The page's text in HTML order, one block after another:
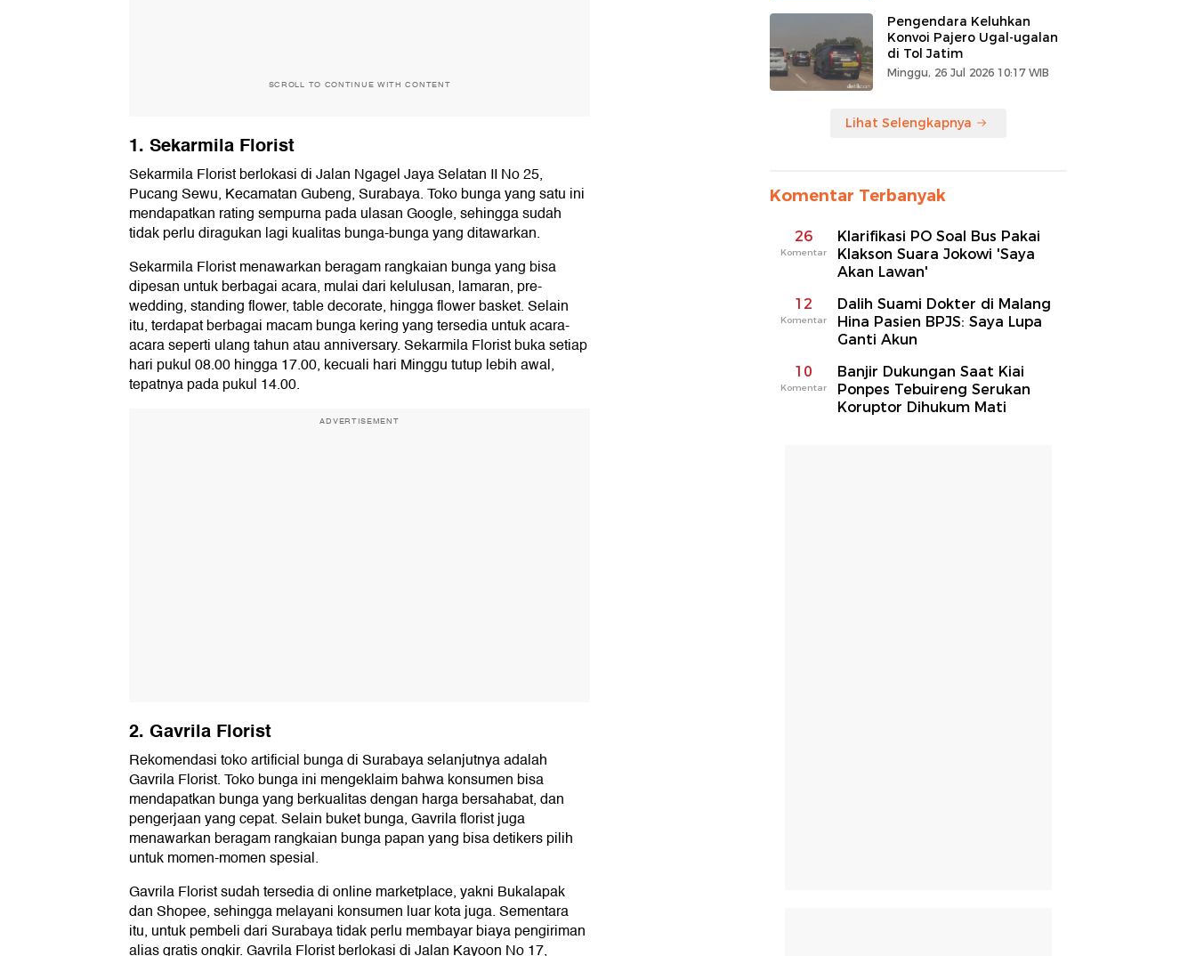
SCROLL TO CONTINUE WITH CONTENT
1. Sekarmila Florist
Sekarmila Florist berlokasi di Jalan Ngagel Jaya Selatan II No 25,
Pucang Sewu, Kecamatan Gubeng, Surabaya. Toko bunga yang satu ini
mendapatkan rating sempurna pada ulasan Google, sehingga sudah
tidak perlu diragukan lagi kualitas bunga-bunga yang ditawarkan.
Sekarmila Florist menawarkan beragam rangkaian bunga yang bisa
dipesan untuk berbagai acara, mulai dari kelulusan, lamaran, pre-
wedding, standing flower, table decorate, hingga flower basket. Selain
itu, terdapat berbagai macam bunga kering yang tersedia untuk acara-
acara seperti ulang tahun atau anniversary. Sekarmila Florist buka setiap
hari pukul 08.00 hingga 17.00, kecuali hari Minggu tutup lebih awal,
tepatnya pada pukul 14.00.
ADVERTISEMENT
2. Gavrila Florist
Rekomendasi toko artificial bunga di Surabaya selanjutnya adalah
Gavrila Florist. Toko bunga ini mengeklaim bahwa konsumen bisa
mendapatkan bunga yang berkualitas dengan harga bersahabat, dan
pengerjaan yang cepat. Selain buket bunga, Gavrila florist juga
menawarkan beragam rangkaian bunga papan yang bisa detikers pilih
untuk momen-momen spesial.
Gavrila Florist sudah tersedia di online marketplace, yakni Bukalapak
dan Shopee, sehingga melayani konsumen luar kota juga. Sementara
itu, untuk pembeli dari Surabaya tidak perlu membayar biaya pengiriman
alias gratis ongkir. Gavrila Florist berlokasi di Jalan Kayoon No 17,
Pengendara Keluhkan
Konvoi Pajero Ugal-ugalan
di Tol Jatim
Minggu, 26 Jul 2026 10:17 WIB
Lihat Selengkapnya
Komentar Terbanyak
26
Komentar
Klarifikasi PO Soal Bus Pakai
Klakson Suara Jokowi 'Saya
Akan Lawan'
12
Komentar
Dalih Suami Dokter di Malang
Hina Pasien BPJS: Saya Lupa
Ganti Akun
10
Komentar
Banjir Dukungan Saat Kiai
Ponpes Tebuireng Serukan
Koruptor Dihukum Mati